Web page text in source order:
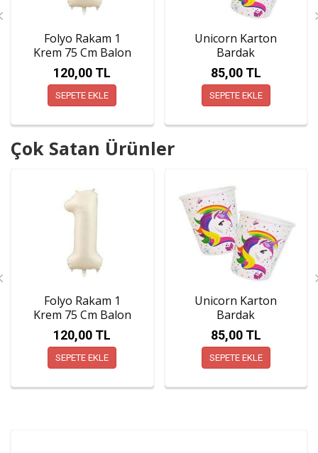
Folyo Rakam 1
Krem 75 Cm Balon
(34 İnç)
120,00 TL
SEPETE EKLE
Unicorn Karton
Bardak
85,00 TL
SEPETE EKLE
Çok Satan Ürünler
Folyo Rakam 1
Krem 75 Cm Balon
(34 İnç)
120,00 TL
SEPETE EKLE
Unicorn Karton
Bardak
85,00 TL
SEPETE EKLE